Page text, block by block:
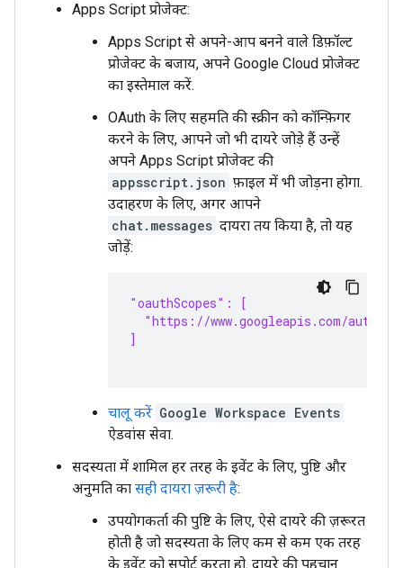
Apps Script प्रोजेक्ट:
Apps Script से अपने-आप बनने वाले डिफ़ॉल्ट
प्रोजेक्ट के बजाय, अपने Google Cloud प्रोजेक्ट
का इस्तेमाल करें.
OAuth के लिए सहमति की स्क्रीन को कॉन्फ़िगर
करने के लिए, आपने जो भी दायरे जोड़े हैं उन्हें
अपने Apps Script प्रोजेक्ट की
appsscript.json फ़ाइल में भी जोड़ना होगा.
उदाहरण के लिए, अगर आपने
chat.messages दायरा तय किया है, तो यह
जोड़ें:
"oauthScopes": [
"https://www.googleapis.com/auth/
]
चालू करें Google Workspace Events
ऐडवांस सेवा.
सदस्यता में शामिल हर तरह के इवेंट के लिए, पुष्टि और
अनुमति का सही दायरा ज़रूरी है:
उपयोगकर्ता की पुष्टि के लिए, ऐसे दायरे की ज़रूरत
होती है जो सदस्यता के लिए कम से कम एक तरह
के इवेंट को सपोर्ट करता हो. दायरे की पहचान